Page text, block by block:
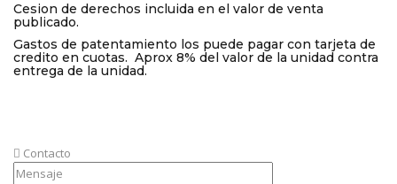
Cesion de derechos incluida en el valor de venta
publicado.
Gastos de patentamiento los puede pagar con tarjeta de
credito en cuotas. Aprox 8% del valor de la unidad contra
entrega de la unidad.
Contacto